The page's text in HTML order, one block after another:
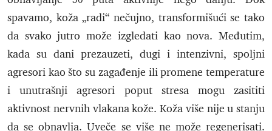
spavamo, koža „radi“ nečujno, transformišući se tako
da svako jutro može izgledati kao nova. Međutim,
kada su dani prezauzeti, dugi i intenzivni, spoljni
agresori kao što su zagađenje ili promene temperature
i unutrašnji agresori poput stresa mogu zasititi
aktivnost nervnih vlakana kože. Koža više nije u stanju
da se obnavlja. Uveče se više ne može regenerisati.